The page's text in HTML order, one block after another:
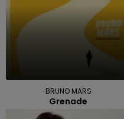
BRUNO MARS
Grenade